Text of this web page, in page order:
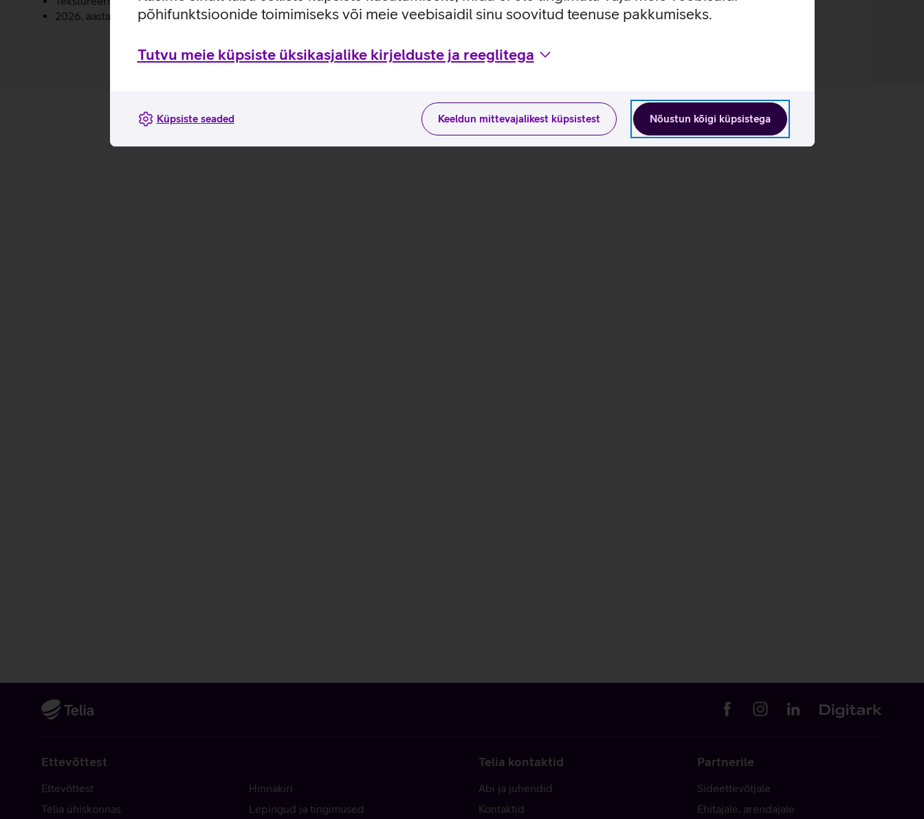
põhifunktsioonide toimimiseks või meie veebisaidil sinu soovitud teenuse pakkumiseks.
Tutvu meie küpsiste üksikasjalike kirjelduste ja reeglitega
Nõustun kõigi küpsistega
Keeldun mittevajalikest küpsistest
Küpsiste seaded
2026. aasta FIFA maailmameistrivõistlustest inspireeritud disain ühendab kolme korraldajariigi värvid ja sümbolid.
Ettevõttest
Ettevõttest
Telia ühiskonnas
Hinnakiri
Lepingud ja tingimused
Telia kontaktid
Abi ja juhendid
Kontaktid
Partnerile
Sideettevõtjale
Ehitajale, arendajale